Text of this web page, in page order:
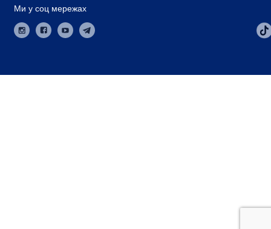
Ми у соц мережах